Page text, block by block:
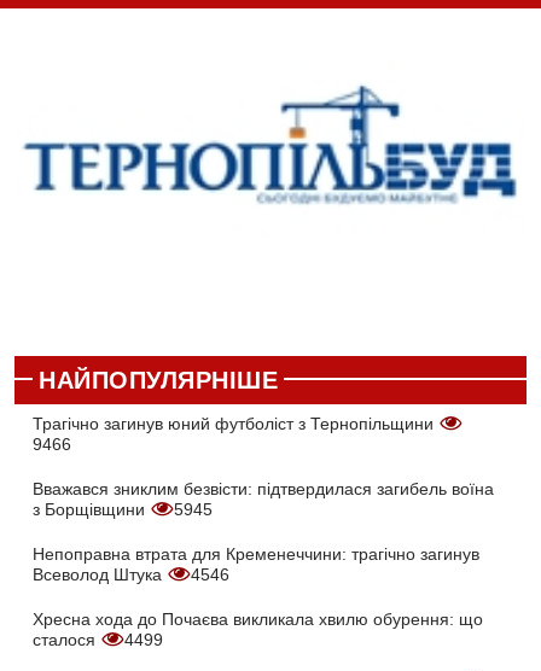
НАЙПОПУЛЯРНІШЕ
Трагічно загинув юний футболіст з Тернопільщини
9466
Вважався зниклим безвісти: підтвердилася загибель воїна
з Борщівщини
5945
Непоправна втрата для Кременеччини: трагічно загинув
Всеволод Штука
4546
Хресна хода до Почаєва викликала хвилю обурення: що
сталося
4499